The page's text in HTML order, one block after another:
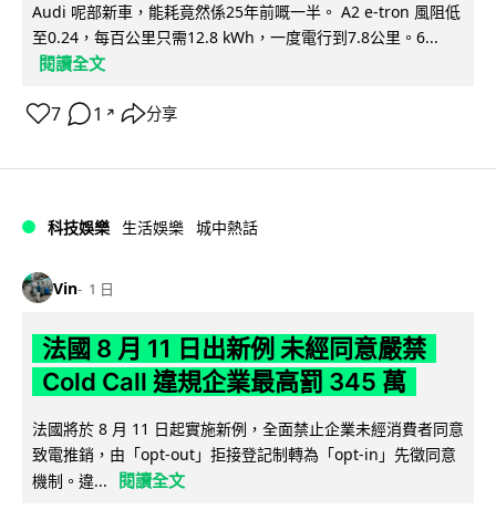
Audi 呢部新車，能耗竟然係25年前嘅一半。 A2 e-tron 風阻低
至0.24，每百公里只需12.8 kWh，一度電行到7.8公里。6...
閱讀全文
7 1 ↗ 分享
科技娛樂 生活娛樂 城中熱話
Vin 1 日
法國 8 月 11 日出新例 未經同意嚴禁
Cold Call 違規企業最高罰 345 萬
法國將於 8 月 11 日起實施新例，全面禁止企業未經消費者同意
致電推銷，由「opt-out」拒接登記制轉為「opt-in」先徵同意
機制。違...
閱讀全文